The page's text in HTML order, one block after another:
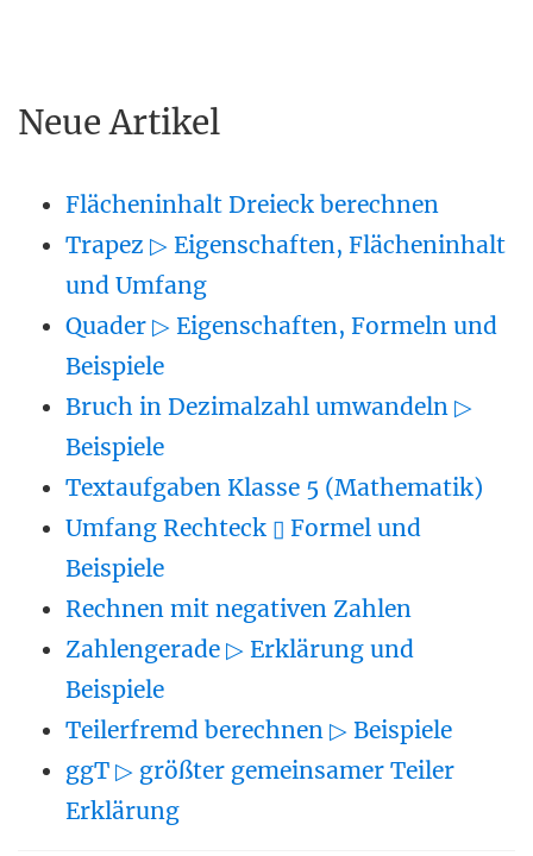
Neue Artikel
Flächeninhalt Dreieck berechnen
Trapez ▷ Eigenschaften, Flächeninhalt
und Umfang
Quader ▷ Eigenschaften, Formeln und
Beispiele
Bruch in Dezimalzahl umwandeln ▷
Beispiele
Textaufgaben Klasse 5 (Mathematik)
Umfang Rechteck ▯ Formel und
Beispiele
Rechnen mit negativen Zahlen
Zahlengerade ▷ Erklärung und
Beispiele
Teilerfremd berechnen ▷ Beispiele
ggT ▷ größter gemeinsamer Teiler
Erklärung